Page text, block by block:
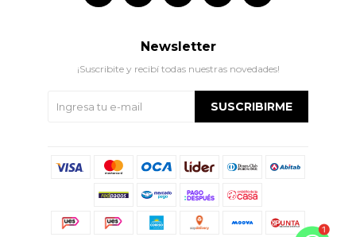
Newsletter
¡Suscribite y recibí todas nuestras novedades!
SUSCRIBIRME